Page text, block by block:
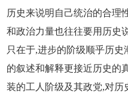
历史来说明自己统治的合理
和政治力量也往往要用历史
只在于,进步的阶级顺乎历
的叙述和解释更接近历史的
装的工人阶级及其政党,对历